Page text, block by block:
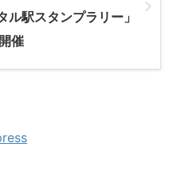
ル駅スタンプラリー」
催